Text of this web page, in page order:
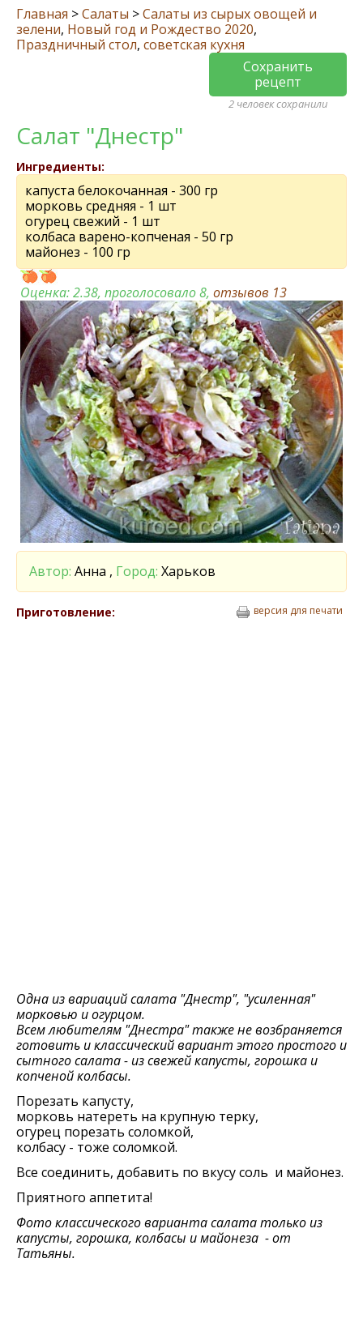
Главная >Салаты >Салаты из сырых овощей и
зелени, Новый год и Рождество 2020,
Праздничный стол, советская кухня
Сохранить
рецепт
2 человек сохранили
Салат "Днестр"
Ингредиенты:
капуста белокочанная - 300 гр
морковь средняя - 1 шт
огурец свежий - 1 шт
колбаса варено-копченая - 50 гр
майонез - 100 гр
Оценка:2.38, проголосовало 8, отзывов 13
Автор: Анна , Город: Харьков
Приготовление: версия для печати
Одна из вариаций салата "Днестр", "усиленная"
морковью и огурцом.
Всем любителям "Днестра" также не возбраняется
готовить и классический вариант этого простого и
сытного салата - из свежей капусты, горошка и
копченой колбасы.
Порезать капусту,
морковь натереть на крупную терку,
огурец порезать соломкой,
колбасу - тоже соломкой.
Все соединить, добавить по вкусу соль и майонез.
Приятного аппетита!
Фото классического варианта салата только из
капусты, горошка, колбасы и майонеза - от
Татьяны.